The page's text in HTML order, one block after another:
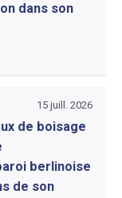
dans son
15 juill. 2026
de boisage
berlinoise
de son